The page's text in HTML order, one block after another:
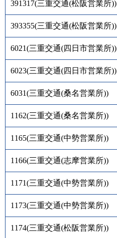
391317(三重交通(松阪営業所))
393355(三重交通(松阪営業所))
6021(三重交通(四日市営業所))
6023(三重交通(四日市営業所))
6031(三重交通(桑名営業所))
1162(三重交通(桑名営業所))
1165(三重交通(中勢営業所))
1166(三重交通(志摩営業所))
1171(三重交通(中勢営業所))
1173(三重交通(中勢営業所))
1174(三重交通(松阪営業所))